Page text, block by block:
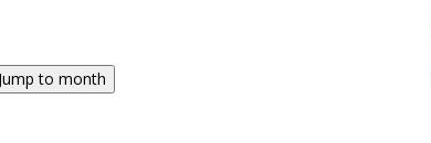
Jump to month